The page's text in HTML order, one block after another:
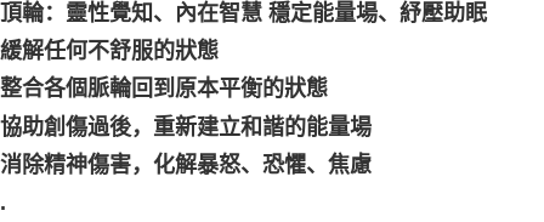
頂輪：靈性覺知、內在智慧 穩定能量場、紓壓助眠
緩解任何不舒服的狀態
整合各個脈輪回到原本平衡的狀態
協助創傷過後，重新建立和諧的能量場
消除精神傷害，化解暴怒、恐懼、焦慮
. ⠀